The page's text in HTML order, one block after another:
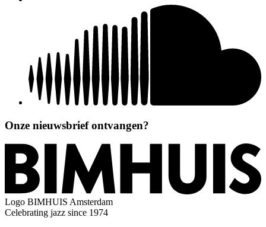
Onze nieuwsbrief ontvangen?
Logo BIMHUIS Amsterdam
Celebrating jazz since 1974